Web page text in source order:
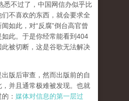
悉不过了，中国网信办似乎比
不喜欢的东西，就会要求全
如此，对“反腐”倒台高官曾
此。于是你经常能看到404
此被切断，这是谷歌无法解决
出版后审查，然而出版前的自
并且通常极难被发现。 也就
： 媒体对信息的第一层过